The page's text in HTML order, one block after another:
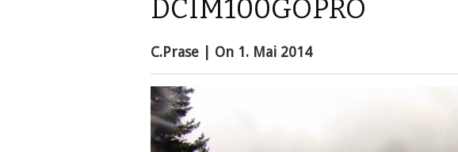
DCIM100GOPRO
C.Prase | On 1. Mai 2014